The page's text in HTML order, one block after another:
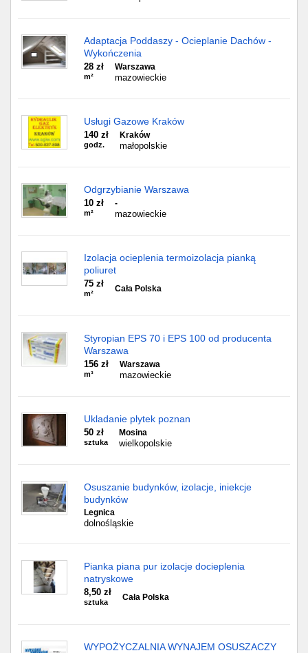
Adaptacja Poddaszy - Ocieplanie Dachów -
Wykończenia
28 zł
m²
Warszawa
mazowieckie
Usługi Gazowe Kraków
140 zł
godz.
Kraków
małopolskie
Odgrzybianie Warszawa
10 zł
m²
-
mazowieckie
Izolacja ocieplenia termoizolacja pianką
poliuret
75 zł
m²
Cała Polska
Styropian EPS 70 i EPS 100 od producenta
Warszawa
156 zł
m³
Warszawa
mazowieckie
Ukladanie plytek poznan
50 zł
sztuka
Mosina
wielkopolskie
Osuszanie budynków, izolacje, iniekcje
budynków
Legnica
dolnośląskie
Pianka piana pur izolacje docieplenia
natryskowe
8,50 zł
sztuka
Cała Polska
WYPOŻYCZALNIA WYNAJEM OSUSZACZY